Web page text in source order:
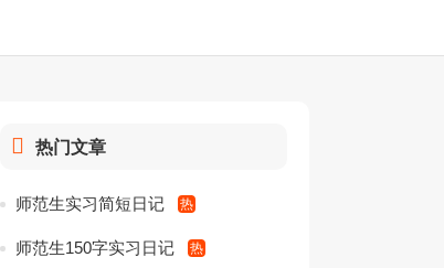
热门文章
师范生实习简短日记
师范生150字实习日记